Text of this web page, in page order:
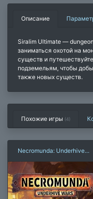
Описание
Siralim Ultimate —
заниматься охотой на
существ и
подземельям, чтобы
также новых существ.
Похожие игры (4)
Necromunda: Underhive